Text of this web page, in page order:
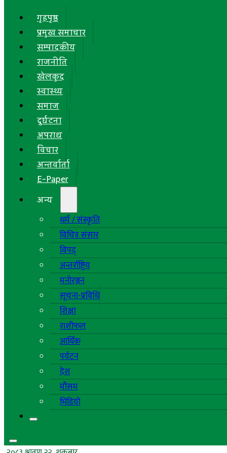
गृहपृष्ठ
प्रमुख समाचार
सम्पादकीय
राजनीति
खेलकुद
स्वास्थ्य
समाज
दुर्घटना
अपराध
विचार
अन्तर्वार्ता
E-Paper
अन्य
धर्म / संस्कृति
विचित्र संसार
विपद्
अन्तर्राष्ट्रिय
मनोरञ्जन
सूचना-प्रविधि
शिक्षा
राशीफल
आर्थिक
पर्यटन
देश
मौसम
भिडियो